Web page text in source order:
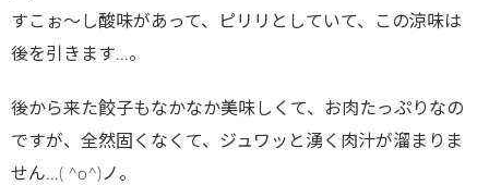
すこぉ～し酸味があって、ピリリとしていて、この涼味は
後を引きます…。
後から来た餃子もなかなか美味しくて、お肉たっぷりなの
ですが、全然固くなくて、ジュワッと湧く肉汁が溜まりま
せん…( ^o^)ノ。